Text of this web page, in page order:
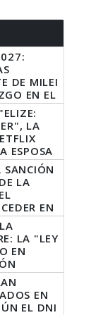
DE MILEI
EN EL
LA
ESPOSA
SANCIÓN
LA
EN
FUEGO
LA "LEY
EN
EN
EL DNI